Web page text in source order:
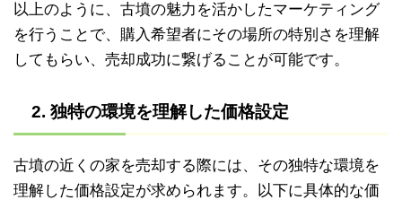
以上のように、古墳の魅力を活かしたマーケティング
を行うことで、購入希望者にその場所の特別さを理解
してもらい、売却成功に繋げることが可能です。
2. 独特の環境を理解した価格設定
古墳の近くの家を売却する際には、その独特な環境を
理解した価格設定が求められます。以下に具体的な価